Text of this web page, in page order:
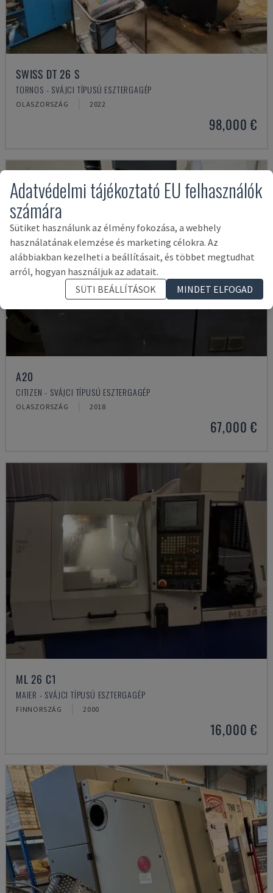
SWISS DT 26 S
TORNOS - SVÁJCI TÍPUSÚ ESZTERGAGÉP
OLASZORSZÁG 2022
98,000 €
A20
CITIZEN - SVÁJCI TÍPUSÚ ESZTERGAGÉP
OLASZORSZÁG 2018
67,000 €
ML 26 C1
MAIER - SVÁJCI TÍPUSÚ ESZTERGAGÉP
FINNORSZÁG 2000
16,000 €
Adatvédelmi tájékoztató EU felhasználók
számára
Sütiket használunk az élmény fokozása, a webhely
használatának elemzése és marketing célokra. Az
alábbiakban kezelheti a beállításait, és többet megtudhat
arról, hogyan használjuk az adatait.
SÜTI BEÁLLÍTÁSOK
MINDET ELFOGAD